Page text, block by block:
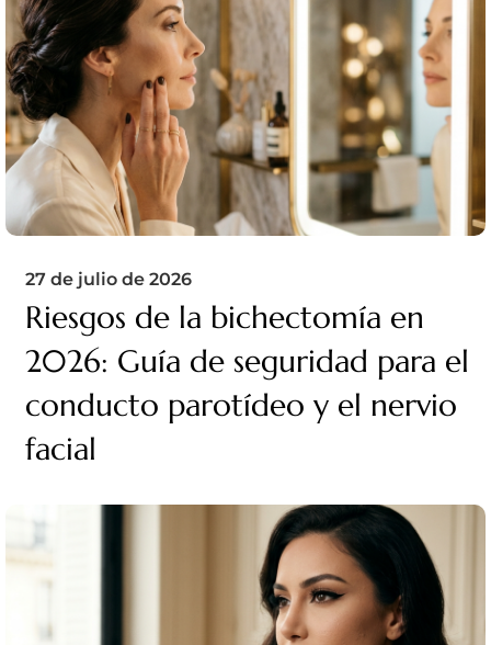
27 de julio de 2026
Riesgos de la bichectomía en
2026: Guía de seguridad para el
conducto parotídeo y el nervio
facial